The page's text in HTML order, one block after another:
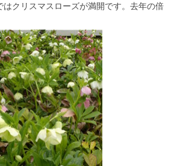
はクリスマスローズが満開です。去年の倍